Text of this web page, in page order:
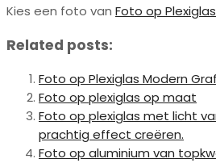
Kies een foto van Foto op
Related posts:
Foto op Plexiglas Modern
Foto op plexiglas op maat
Foto op plexiglas met licht
prachtig effect creëren.
Foto op aluminium van